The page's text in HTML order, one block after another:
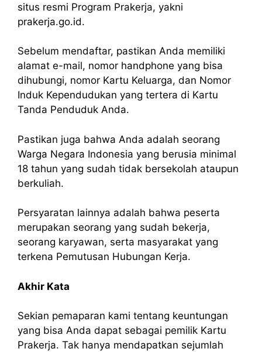
situs resmi Program Prakerja, yakni
prakerja.go.id.
Sebelum mendaftar, pastikan Anda memiliki
alamat e-mail, nomor handphone yang bisa
dihubungi, nomor Kartu Keluarga, dan Nomor
Induk Kependudukan yang tertera di Kartu
Tanda Penduduk Anda.
Pastikan juga bahwa Anda adalah seorang
Warga Negara Indonesia yang berusia minimal
18 tahun yang sudah tidak bersekolah ataupun
berkuliah.
Persyaratan lainnya adalah bahwa peserta
merupakan seorang yang sudah bekerja,
seorang karyawan, serta masyarakat yang
terkena Pemutusan Hubungan Kerja.
Akhir Kata
Sekian pemaparan kami tentang keuntungan
yang bisa Anda dapat sebagai pemilik Kartu
Prakerja. Tak hanya mendapatkan sejumlah